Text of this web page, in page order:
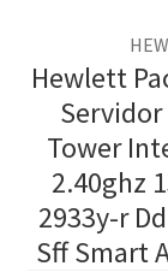
Hewlett
Servidor
Tower
2.40ghz
2933y-r
Sff Smart